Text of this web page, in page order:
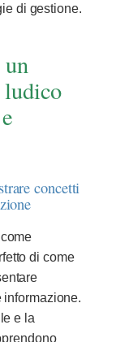
di gestione.
ludico
concetti
di come
informazione.
e la